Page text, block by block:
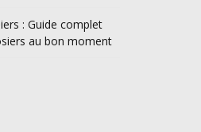
: Guide complet
au bon moment